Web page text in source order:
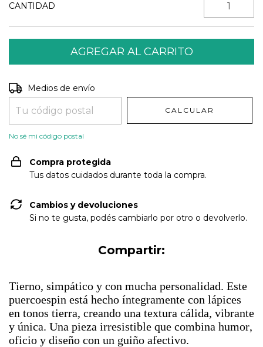
CANTIDAD
Entregas para el CP:
Medios de envío
CALCULAR
No sé mi código postal
Compra protegida
Tus datos cuidados durante toda la compra.
Cambios y devoluciones
Si no te gusta, podés cambiarlo por otro o devolverlo.
Compartir:
Tierno, simpático y con mucha personalidad. Este
puercoespin está hecho íntegramente con lápices
en tonos tierra, creando una textura cálida, vibrante
y única. Una pieza irresistible que combina humor,
oficio y diseño con un guiño afectivo.